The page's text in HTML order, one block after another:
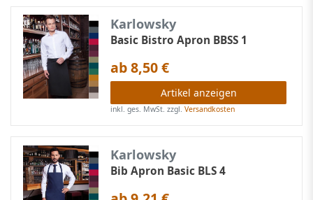
Karlowsky
Basic Bistro Apron BBSS 1
ab 8,50 €
Artikel anzeigen
inkl. ges. MwSt. zzgl.Versandkosten
Karlowsky
Bib Apron Basic BLS 4